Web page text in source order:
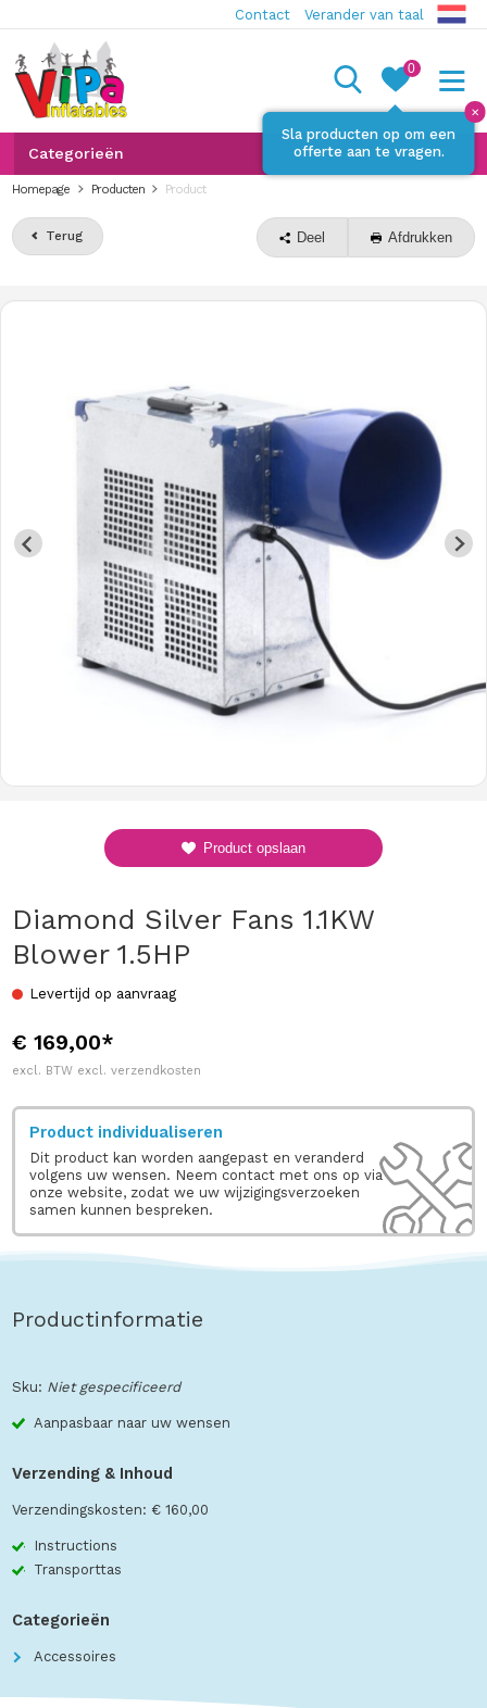
Contact Verander van taal
0
Sla producten op om een
offerte aan te vragen.
✕
Categorieën
Homepage Producten Product
Terug Deel Afdrukken
Diamond Silver Fans 1.1KW
Blower 1.5HP
Levertijd op aanvraag
€ 169,00*
excl. BTW excl. verzendkosten
Product individualiseren
Dit product kan worden aangepast en veranderd
volgens uw wensen. Neem contact met ons op via
onze website, zodat we uw wijzigingsverzoeken
samen kunnen bespreken.
Product opslaan
Productinformatie
Sku: Niet gespecificeerd
Aanpasbaar naar uw wensen
Verzending & Inhoud
Verzendingskosten: € 160,00
Instructions
Transporttas
Categorieën
Accessoires